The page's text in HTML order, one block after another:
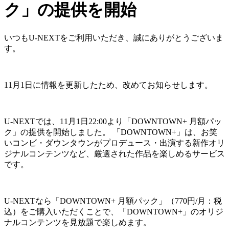
ク」の提供を開始
いつもU-NEXTをご利用いただき、誠にありがとうございま
す。
11月1日に情報を更新したため、改めてお知らせします。
U-NEXTでは、11月1日22:00より「DOWNTOWN+ 月額パッ
ク」の提供を開始しました。 「DOWNTOWN+」は、お笑
いコンビ・ダウンタウンがプロデュース・出演する新作オリ
ジナルコンテンツなど、厳選された作品を楽しめるサービス
です。
U-NEXTなら「DOWNTOWN+ 月額パック」（770円/月：税
込）をご購入いただくことで、「DOWNTOWN+」のオリジ
ナルコンテンツを見放題で楽しめます。